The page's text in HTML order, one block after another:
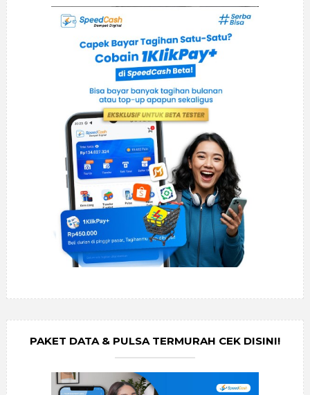
PAKET DATA & PULSA TERMURAH CEK DISINI!